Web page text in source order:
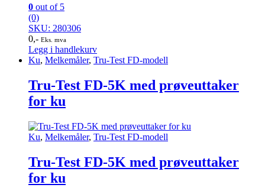
0 out of 5
(0)
SKU: 280306
0,- Eks. mva
Legg i handlekurv
Ku, Melkemåler, Tru-Test FD-modell
Tru-Test FD-5K med prøveuttaker
for ku
Ku, Melkemåler, Tru-Test FD-modell
Tru-Test FD-5K med prøveuttaker
for ku